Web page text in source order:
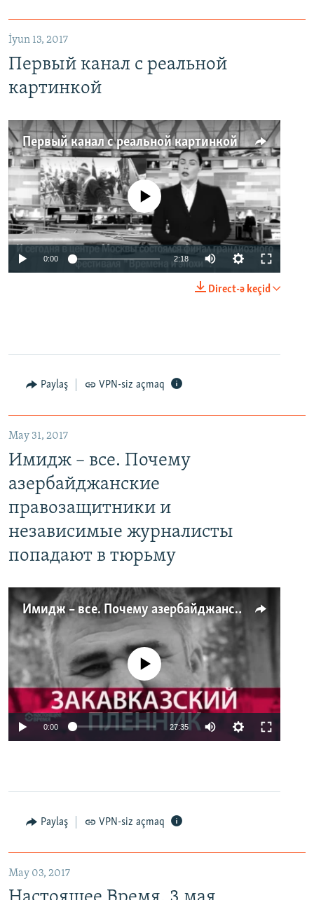
İyun 13, 2017
Первый канал с реальной
картинкой
Первый канал с реальной картинкой
No media source currently available
0:00 2:18
Direct-ə keçid
Paylaş VPN-siz açmaq
May 31, 2017
Имидж – все. Почему
азербайджанские
правозащитники и
независимые журналисты
попадают в тюрьму
Имидж – все. Почему азербайджанские правозащитники и независимые журналисты попадают в тюрьму
No media source currently available
0:00 27:35
Paylaş VPN-siz açmaq
May 03, 2017